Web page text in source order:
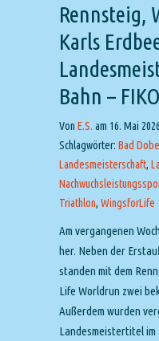
Rennsteig,
Karls
Bahn –
Von E.S. am 16. Mai 2026
Schlagwörter: Bad
Landesmeisterschaft,
Triathlon, WingsforLife
Am vergangenen
her. Neben der
standen mit dem
Life Worldrun zwei
Außerdem wurden
Landesmeistertitel